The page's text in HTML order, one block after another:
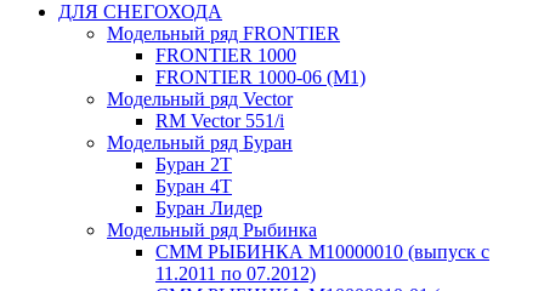
ДЛЯ СНЕГОХОДА
Модельный ряд FRONTIER
FRONTIER 1000
FRONTIER 1000-06 (М1)
Модельный ряд Vector
RM Vector 551/i
Модельный ряд Буран
Буран 2Т
Буран 4Т
Буран Лидер
Модельный ряд Рыбинка
СММ РЫБИНКА M10000010 (выпуск с
11.2011 по 07.2012)